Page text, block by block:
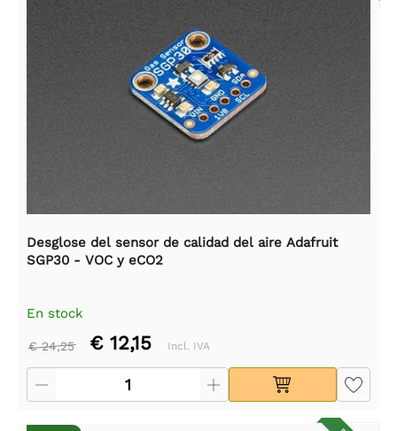
Desglose del sensor de calidad del aire Adafruit
SGP30 - VOC y eCO2
En stock
€ 24,25 € 12,15 Incl. IVA